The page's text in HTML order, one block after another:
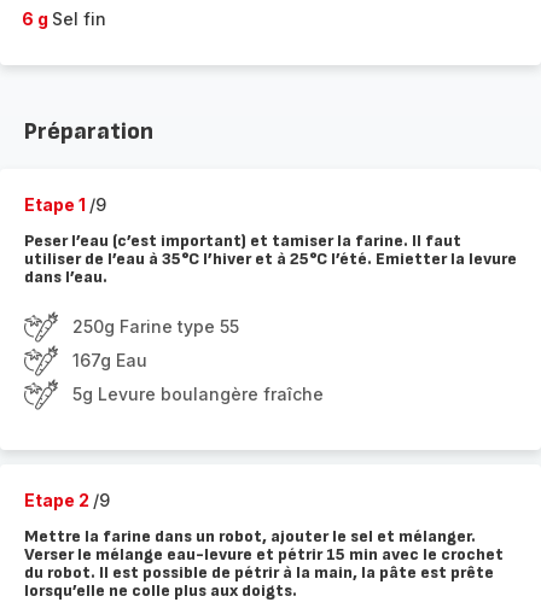
6 g Sel fin
Préparation
Etape 1 /9
Peser l’eau (c’est important) et tamiser la farine. Il faut
utiliser de l’eau à 35°C l’hiver et à 25°C l’été. Emietter la levure
dans l’eau.
250g Farine type 55
167g Eau
5g Levure boulangère fraîche
Etape 2 /9
Mettre la farine dans un robot, ajouter le sel et mélanger.
Verser le mélange eau-levure et pétrir 15 min avec le crochet
du robot. Il est possible de pétrir à la main, la pâte est prête
lorsqu’elle ne colle plus aux doigts.